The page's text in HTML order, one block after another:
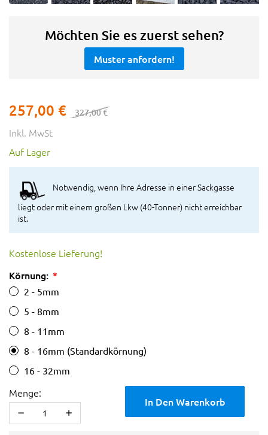
Möchten Sie es zuerst sehen?
Muster anfordern!
257,00 € 327,00 €
Inkl. MwSt
Auf Lager
Notwendig, wenn Ihre Adresse in einer Sackgasse
liegt oder mit einem großen Lkw (40-Tonner) nicht erreichbar
ist.
Kostenlose Lieferung!
Körnung:
2 - 5mm
5 - 8mm
8 - 11mm
8 - 16mm (Standardkörnung)
16 - 32mm
Menge:
In Den Warenkorb